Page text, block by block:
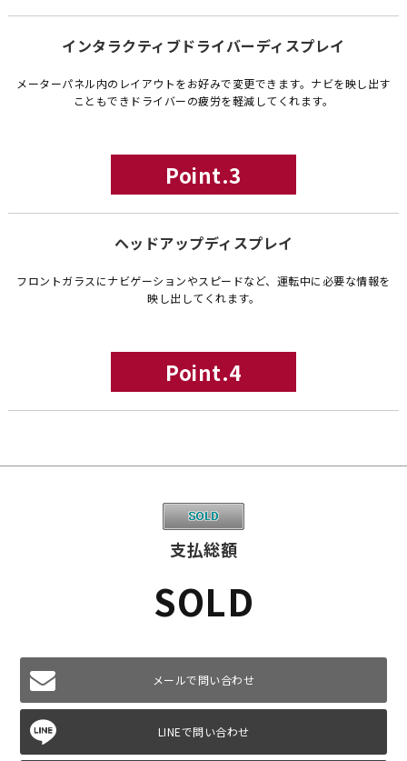
インタラクティブドライバーディスプレイ
メーターパネル内のレイアウトをお好みで変更できます。ナビを映し出す
こともできドライバーの疲労を軽減してくれます。
Point.3
ヘッドアップディスプレイ
フロントガラスにナビゲーションやスピードなど、運転中に必要な情報を
映し出してくれます。
Point.4
支払総額
SOLD
メールで問い合わせ